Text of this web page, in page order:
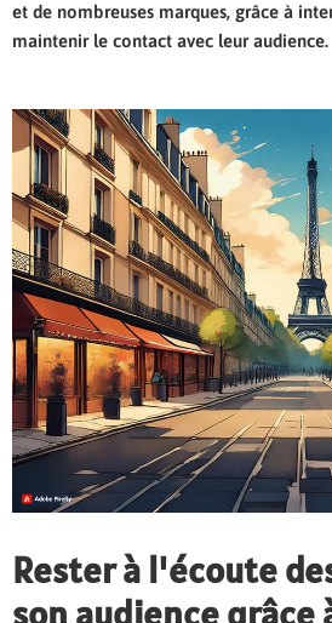
et de nombreuses marques, grâce à
maintenir le contact avec leur audience.
Rester à l'écoute
son audience